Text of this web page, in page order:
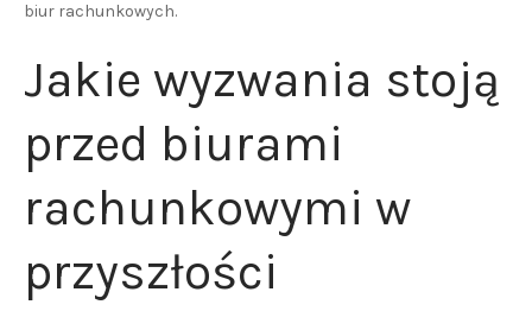
biur rachunkowych.
Jakie wyzwania stoją
przed biurami
rachunkowymi w
przyszłości